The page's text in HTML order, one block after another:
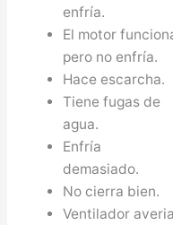
enfría.
El motor
pero no enfría.
Hace escarcha.
Tiene fugas de
agua.
Enfría
demasiado.
No cierra bien.
Ventilador